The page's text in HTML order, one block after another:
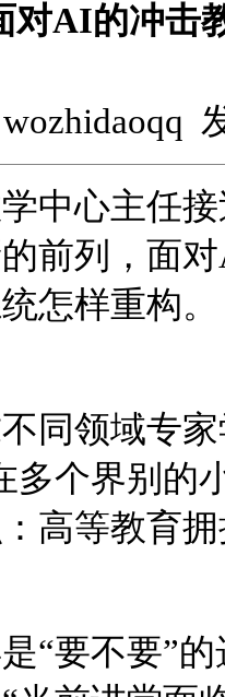
对AI的冲击
心主任接
前列，面
怎样重构。
领域专家
多个界别的
高等教育
要不要”的